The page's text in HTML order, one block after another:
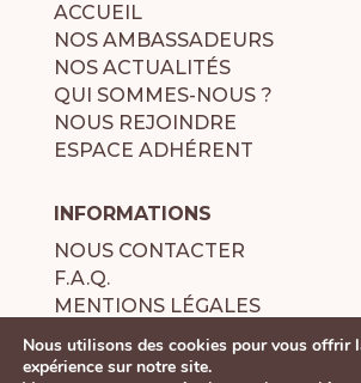
ACCUEIL
NOS AMBASSADEURS
NOS ACTUALITÉS
QUI SOMMES-NOUS ?
NOUS REJOINDRE
ESPACE ADHÉRENT
INFORMATIONS
NOUS CONTACTER
F.A.Q.
MENTIONS LÉGALES
POLITIQUE DE
Nous utilisons des cookies pour vous offrir
expérience sur notre site.